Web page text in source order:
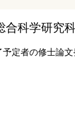
科学研究
定者の修士論